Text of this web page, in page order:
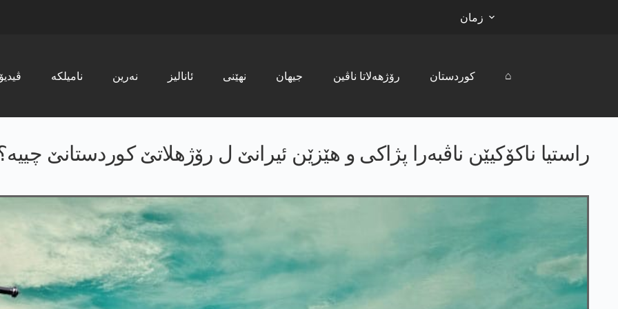
زمان
ڤیدیۆ نامیلکە نەرین ئانالیز نھێنی جیھان رۆژھەلاتا ناڤین کوردستان ⌂
راستیا ناکۆکیێن ناڤبەرا پژاکی و ھێزێن ئیرانێ ل رۆژهلاتێ کوردستانێ